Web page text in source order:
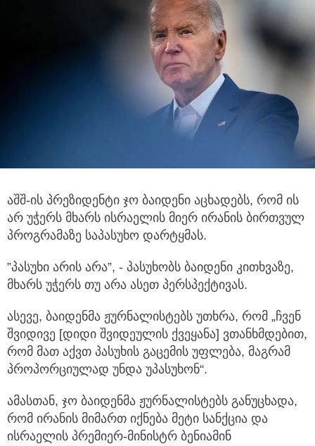
აშშ-ის პრეზიდენტი ჯო ბაიდენი აცხადებს, რომ ის
არ უჭერს მხარს ისრაელის მიერ ირანის ბირთვულ
პროგრამაზე საპასუხო დარტყმას.
”პასუხი არის არა”, - პასუხობს ბაიდენი კითხვაზე,
მხარს უჭერს თუ არა ასეთ პერსპექტივას.
ასევე, ბაიდენმა ჟურნალისტებს უთხრა, რომ „ჩვენ
შვიდივე [დიდი შვიდეულის ქვეყანა] ვთანხმდებით,
რომ მათ აქვთ პასუხის გაცემის უფლება, მაგრამ
პროპორციულად უნდა უპასუხონ“.
ამასთან, ჯო ბაიდენმა ჟურნალისტებს განუცხადა,
რომ ირანის მიმართ იქნება მეტი სანქცია და
ისრაელის პრემიერ-მინისტრ ბენიამინ